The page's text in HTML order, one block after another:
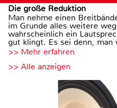
Die große Reduktion
Man nehme einen
im Grunde alles weitere
wahrscheinlich ein
gut klingt. Es sei denn,
>> Mehr erfahren
>> Alle anzeigen